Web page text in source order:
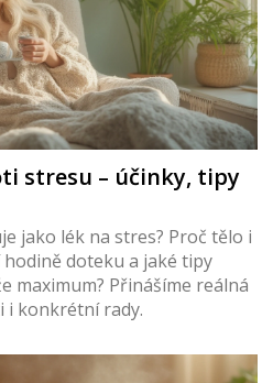
stresu – účinky, tipy
jako lék na stres? Proč tělo i
doteku a jaké tipy
maximum? Přinášíme reálná
i konkrétní rady.